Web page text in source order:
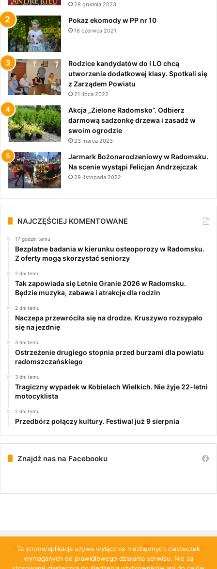
28 grudnia 2023
Pokaz ekomody w PP nr 10
18 czerwca 2021
Rodzice kandydatów do I LO chcą
utworzenia dodatkowej klasy. Spotkali się
z Zarządem Powiatu
21 lipca 2022
Akcja „Zielone Radomsko”. Odbierz
darmową sadzonkę drzewa i zasadź w
swoim ogrodzie
23 marca 2023
Jarmark Bożonarodzeniowy w Radomsku.
Na scenie wystąpi Felicjan Andrzejczak
29 listopada 2022
NAJCZĘŚCIEJ KOMENTOWANE
17 godzin temu
Bezpłatne badania w kierunku osteoporozy w Radomsku.
Z oferty mogą skorzystać seniorzy
2 dni temu
Tak zapowiada się Letnie Granie 2026 w Radomsku.
Będzie muzyka, zabawa i atrakcje dla rodzin
2 dni temu
Naczepa przewróciła się na drodze. Kruszywo rozsypało
się na jezdnię
3 dni temu
Ostrzeżenie drugiego stopnia przed burzami dla powiatu
radomszczańskiego
3 dni temu
Tragiczny wypadek w Kobielach Wielkich. Nie żyje 22-letni
motocyklista
2 dni temu
Przedbórz połączy kultury. Festiwal już 9 sierpnia
Znajdź nas na Facebooku
© Copyright 2026, All Rights Reserved | PulsRadomska.pl
O NAS PATRONAT MEDIALNY REKLAMA
Ta strona/aplikacja używa wyłącznie niezbędnych ciasteczek
wymaganych do prawidłowego działania serwisu. Nie są